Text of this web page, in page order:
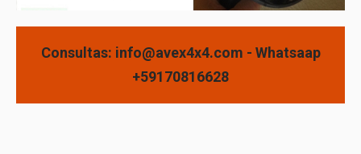
Consultas: info@avex4x4.com - Whatsaap
+59170816628